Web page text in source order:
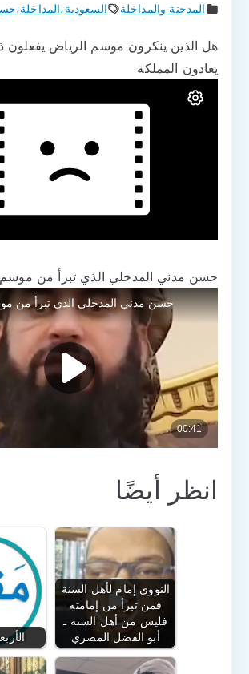
المدجنة والمداخلة السعودية،المداخلة،
هل الذين ينكرون موسم الرياض يفعلون
يعادون المملكة
حسن مدني المدخلي الذي تبرأ من
انظر أيضًا
النووي إمام لأهل السنة
فمن تبرأ من إمامته
فليس من أهل السنة ـ
أبو الفضل المصري